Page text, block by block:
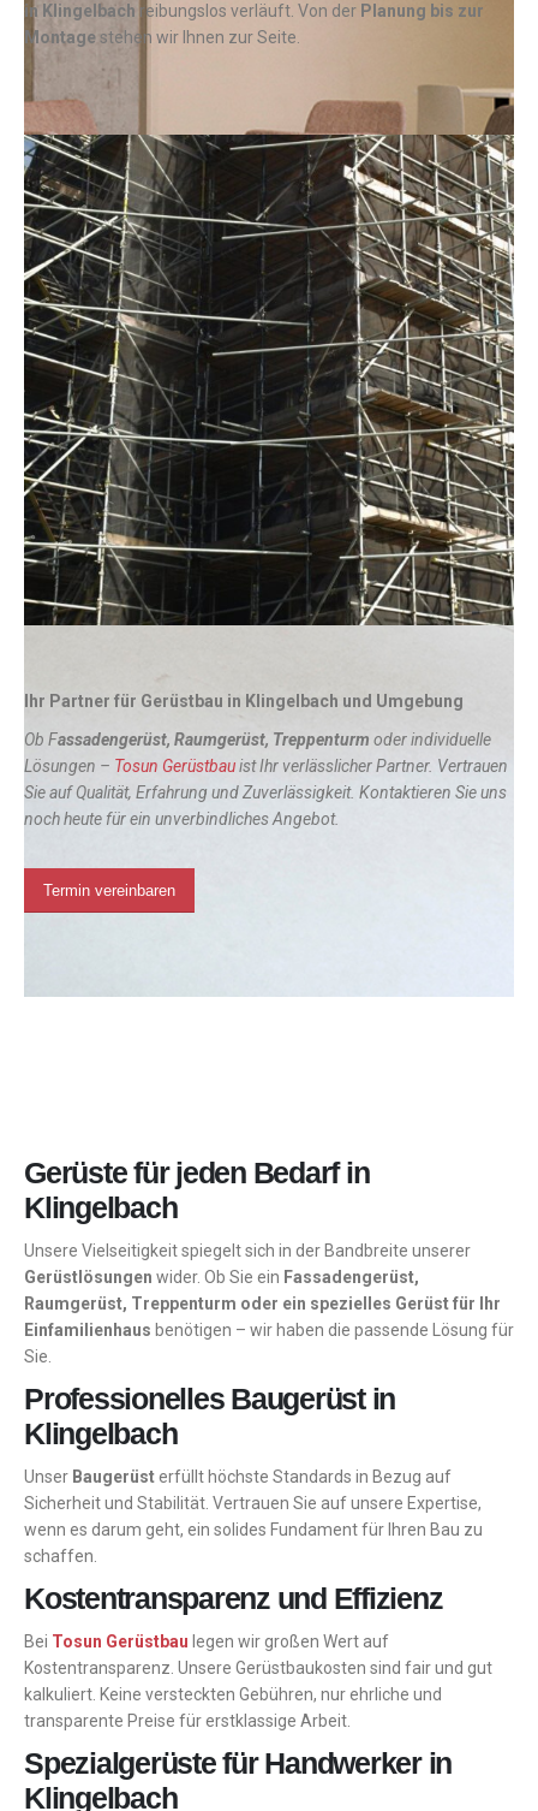
in Klingelbach reibungslos verläuft. Von der Planung bis zur
Montagestehen wir Ihnen zur Seite.
Ihr Partner für Gerüstbau in Klingelbach und Umgebung
Ob Fassadengerüst, Raumgerüst, Treppenturm oder individuelle
Lösungen – Tosun Gerüstbauist Ihr verlässlicher Partner. Vertrauen
Sie auf Qualität, Erfahrung und Zuverlässigkeit. Kontaktieren Sie uns
noch heute für ein unverbindliches Angebot.
Termin vereinbaren
Gerüste für jeden Bedarf in
Klingelbach
Unsere Vielseitigkeit spiegelt sich in der Bandbreite unserer
Gerüstlösungen wider. Ob Sie ein Fassadengerüst,
Raumgerüst, Treppenturm oder ein spezielles Gerüst für Ihr
Einfamilienhaus benötigen – wir haben die passende Lösung für
Sie.
Professionelles Baugerüst in
Klingelbach
Unser Baugerüsterfüllt höchste Standards in Bezug auf
Sicherheit und Stabilität. Vertrauen Sie auf unsere Expertise,
wenn es darum geht, ein solides Fundament für Ihren Bau zu
schaffen.
Kostentransparenz und Effizienz
Bei Tosun Gerüstbau legen wir großen Wert auf
Kostentransparenz. Unsere Gerüstbaukosten sind fair und gut
kalkuliert. Keine versteckten Gebühren, nur ehrliche und
transparente Preise für erstklassige Arbeit.
Spezialgerüste für Handwerker in
Klingelbach